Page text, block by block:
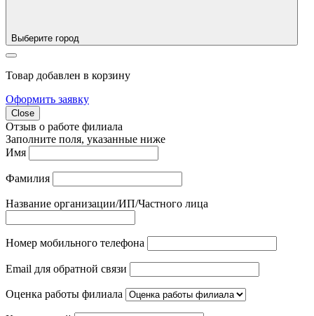
Выберите город
Товар добавлен в корзину
Оформить заявку
Close
Отзыв о работе филиала
Заполните поля, указанные ниже
Имя
Фамилия
Название организации/ИП/Частного лица
Номер мобильного телефона
Email для обратной связи
Оценка работы филиала